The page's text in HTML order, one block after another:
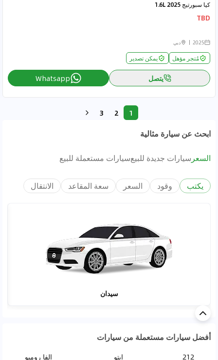
كيا سبورتيج 2025 1.6L
TBD
2025 دبي
مُتجر مؤهل يمكن تصدير
يتصل Whatsapp
1
2
3
ابحث عن سيارة مثالية
السعر سيارات جديدة للبيعسيارات مستعملة للبيع
يكتب وقود السعر سعة المقاعد الانتقال
سيدان
أفضل سيارات مستعملة من سيارات
212 ايتو الفا روميو